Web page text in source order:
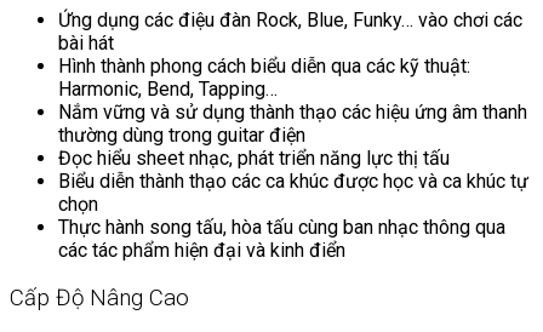
Ứng dụng các điệu đàn Rock, Blue, Funky… vào chơi các
bài hát
Hình thành phong cách biểu diễn qua các kỹ thuật:
Harmonic, Bend, Tapping…
Nắm vững và sử dụng thành thạo các hiệu ứng âm thanh
thường dùng trong guitar điện
Đọc hiểu sheet nhạc, phát triển năng lực thị tấu
Biểu diễn thành thạo các ca khúc được học và ca khúc tự
chọn
Thực hành song tấu, hòa tấu cùng ban nhạc thông qua
các tác phẩm hiện đại và kinh điển
Cấp Độ Nâng Cao